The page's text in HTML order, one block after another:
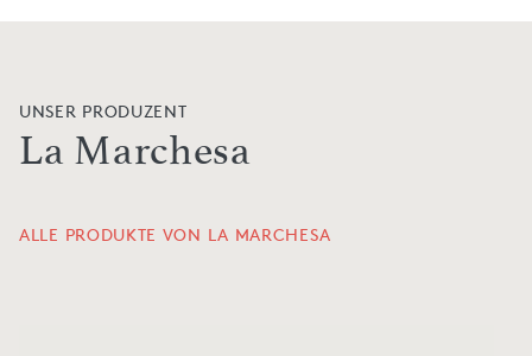
UNSER PRODUZENT
La Marchesa
ALLE PRODUKTE VON LA MARCHESA